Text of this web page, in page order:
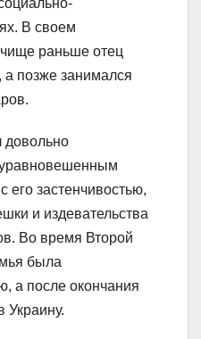
В своем
раньше отец
а позже занимался
довольно
его застенчивостью,
и издевательства
Во время Второй
была
а после окончания
Украину.